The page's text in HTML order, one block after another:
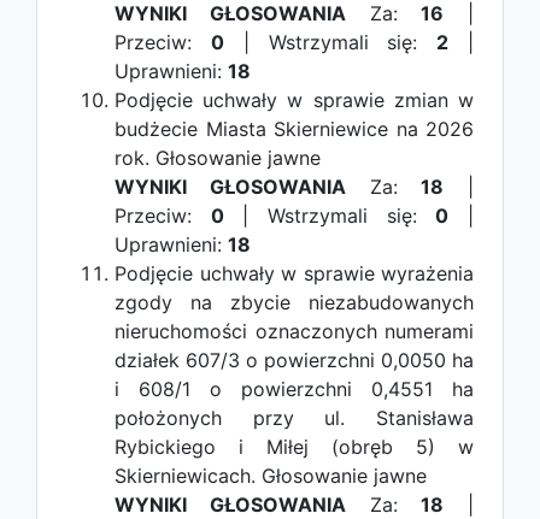
WYNIKI GŁOSOWANIAZa:16
Przeciw: 0| Wstrzymali się: 2
Uprawnieni: 18
Podjęcie uchwały w sprawie zmian w
budżecie Miasta Skierniewice na 2026
rok. Głosowanie jawne
WYNIKI GŁOSOWANIAZa:18
Przeciw: 0| Wstrzymali się:0
Uprawnieni: 18
Podjęcie uchwały w sprawie wyrażenia
zgody na zbycie niezabudowanych
nieruchomości oznaczonych numerami
działek 607/3 o powierzchni 0,0050 ha
i 608/1 o powierzchni 0,4551 ha
położonych przy ul. Stanisława
Rybickiego i Miłej (obręb 5) w
Skierniewicach. Głosowanie jawne
WYNIKI GŁOSOWANIAZa:18